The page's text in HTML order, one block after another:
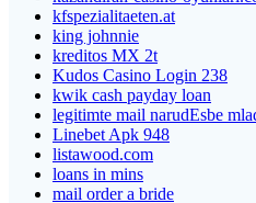
kfspezialitaeten.at
king johnnie
kreditos MX 2t
Kudos Casino Login 238
kwik cash payday loan
legitimte mail narudЕѕbe
Linebet Apk 948
listawood.com
loans in mins
mail order a bride